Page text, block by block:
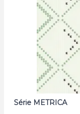
Série METRICA